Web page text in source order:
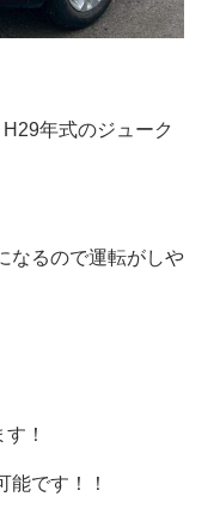
年式のジューク
なるので運転がしや
！
能です！！